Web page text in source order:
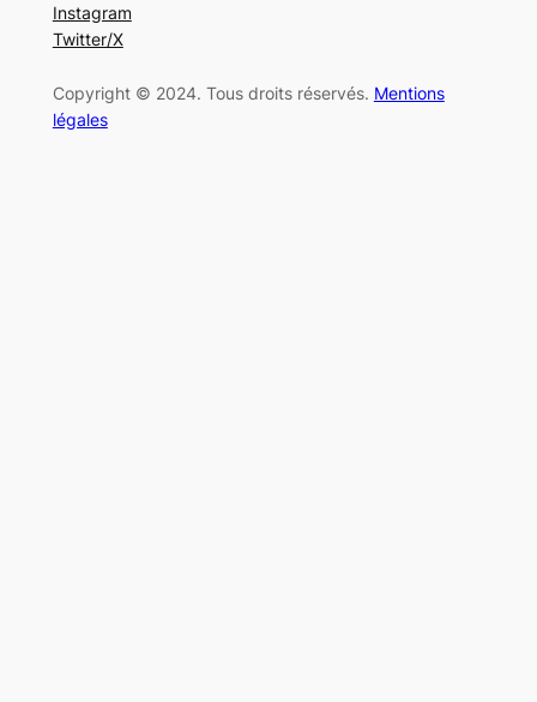
Instagram
Twitter/X
Copyright © 2024. Tous droits réservés. Mentions
légales